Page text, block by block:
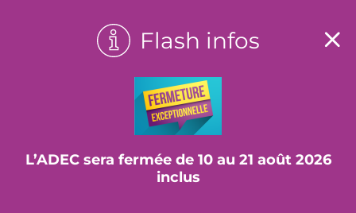
Flash infos
L’ADEC sera fermée de 10 au 21 août 2026
inclus